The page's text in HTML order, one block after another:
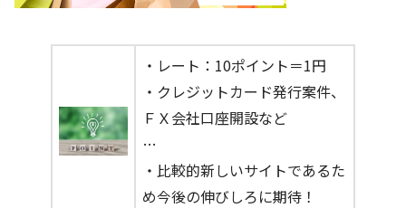
・レート：10ポイント＝1円
・クレジットカード発行案件、
ＦＸ会社口座開設など
…
・比較的新しいサイトであるた
め今後の伸びしろに期待！